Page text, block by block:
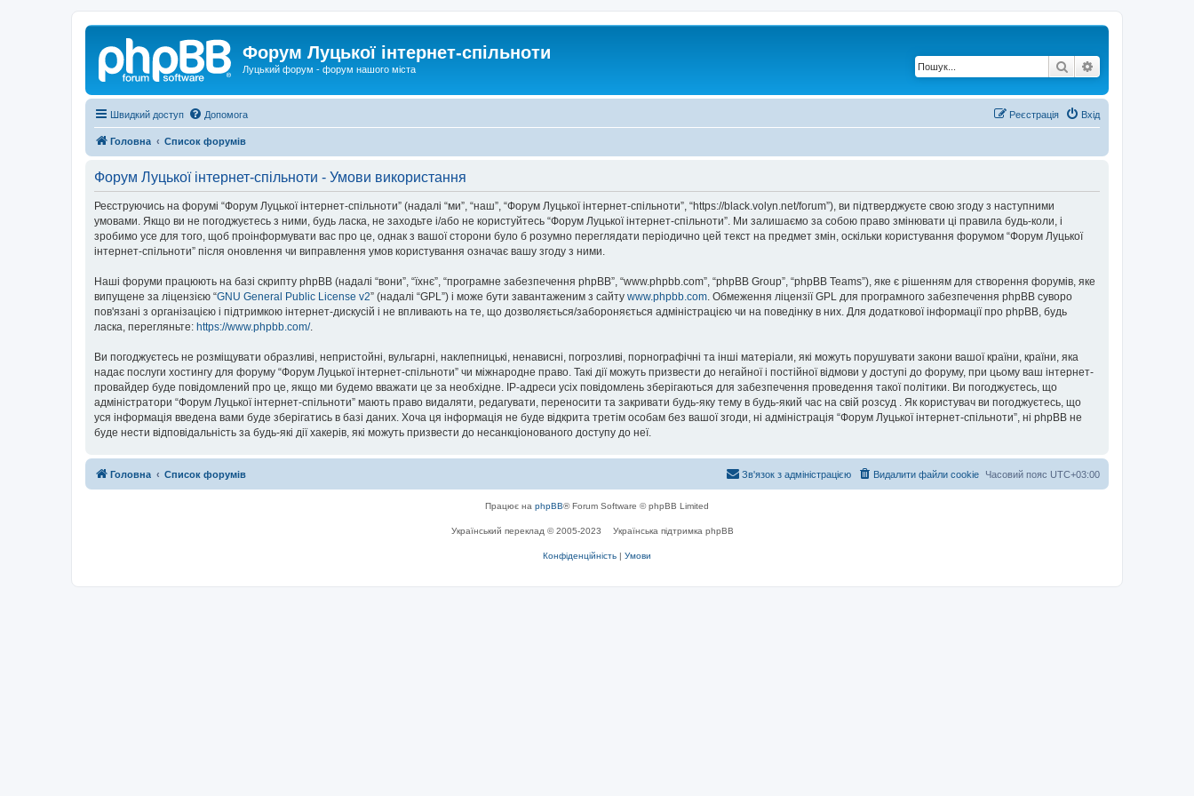
Форум Луцької інтернет-спільноти
Луцький форум - форум нашого міста Пошук
Швидкий доступ Допомога Вхід
Реєстрація
Головна Список форумів
Форум Луцької інтернет-спільноти - Умови використання
Реєструючись на форумі “Форум Луцької інтернет-спільноти” (надалі “ми”, “наш”, “Форум Луцької інтернет-спільноти”, “https://black.volyn.net/forum”), ви підтверджуєте свою згоду з наступними
умовами. Якщо ви не погоджуєтесь з ними, будь ласка, не заходьте і/або не користуйтесь “Форум Луцької інтернет-спільноти”. Ми залишаємо за собою право змінювати ці правила будь-коли, і
зробимо усе для того, щоб проінформувати вас про це, однак з вашої сторони було б розумно переглядати періодично цей текст на предмет змін, оскільки користування форумом “Форум Луцької
інтернет-спільноти” після оновлення чи виправлення умов користування означає вашу згоду з ними.
Наші форуми працюють на базі скрипту phpBB (надалі “вони”, “їхнє”, “програмне забезпечення phpBB”, “www.phpbb.com”, “phpBB Group”, “phpBB Teams”), яке є рішенням для створення форумів, яке
випущене за ліцензією “GNU General Public License v2” (надалі “GPL”) і може бути завантаженим з сайту www.phpbb.com . Обмеження ліцензії GPL для програмного забезпечення phpBB суворо
пов'язані з організацією і підтримкою інтернет-дискусій і не впливають на те, що дозволяється/забороняється адміністрацією чи на поведінку в них. Для додаткової інформації про phpBB, будь
ласка, перегляньте: https://www.phpbb.com/.
Ви погоджуєтесь не розміщувати образливі, непристойні, вульгарні, наклепницькі, ненависні, погрозливі, порнографічні та інші матеріали, які можуть порушувати закони вашої країни, країни, яка
надає послуги хостингу для форуму “Форум Луцької інтернет-спільноти” чи міжнародне право. Такі дії можуть призвести до негайної і постійної відмови у доступі до форуму, при цьому ваш інтернет-
провайдер буде повідомлений про це, якщо ми будемо вважати це за необхідне. IP-адреси усіх повідомлень зберігаються для забезпечення проведення такої політики. Ви погоджуєтесь, що
адміністратори “Форум Луцької інтернет-спільноти” мають право видаляти, редагувати, переносити та закривати будь-яку тему в будь-який час на свій розсуд . Як користувач ви погоджуєтесь, що
уся інформація введена вами буде зберігатись в базі даних. Хоча ця інформація не буде відкрита третім особам без вашої згоди, ні адміністрація “Форум Луцької інтернет-спільноти”, ні phpBB не
буде нести відповідальність за будь-які дії хакерів, які можуть призвести до несанкціонованого доступу до неї.
Головна Список форумів Часовий пояс UTC+03:00
Видалити файли cookie
Зв'язок з адміністрацією
Працює на phpBB® Forum Software © phpBB Limited
Український переклад © 2005-2023 Українська підтримка phpBB
Конфіденційність | Умови